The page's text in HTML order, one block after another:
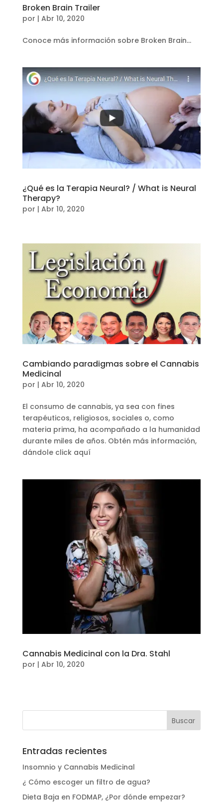
Broken Brain Trailer
por | Abr 10, 2020
Conoce más información sobre Broken Brain...
¿Qué es la Terapia Neural? / What is Neural
Therapy?
por | Abr 10, 2020
Cambiando paradigmas sobre el Cannabis
Medicinal
por | Abr 10, 2020
El consumo de cannabis, ya sea con fines
terapéuticos, religiosos, sociales o, como
materia prima, ha acompañado a la humanidad
durante miles de años. Obtén más información,
dándole click aquí
Cannabis Medicinal con la Dra. Stahl
por | Abr 10, 2020
Entradas recientes
Insomnio y Cannabis Medicinal
¿ Cómo escoger un filtro de agua?
Dieta Baja en FODMAP, ¿Por dónde empezar?